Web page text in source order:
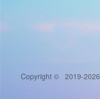
Copyright © 2019-2026